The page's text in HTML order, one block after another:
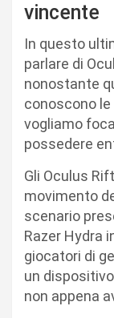
vincente
In questo
parlare di
nonostante
conoscono
vogliamo
possedere
Gli Oculus
movimento
scenario
Razer Hydra
giocatori di
un
non appena